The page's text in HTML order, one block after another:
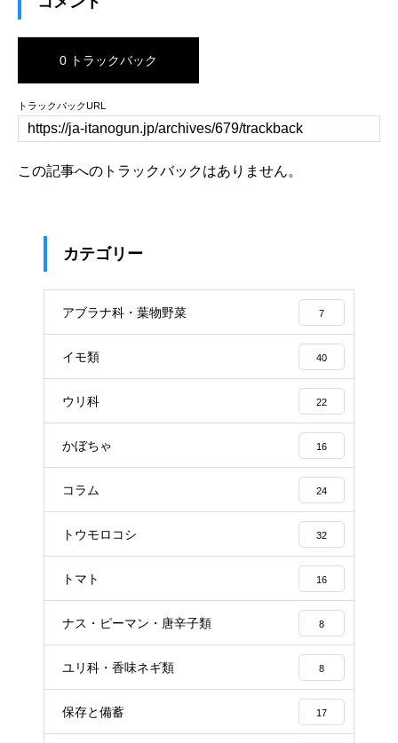
0 トラックバック
トラックバックURL
この記事へのトラックバックはありません。
カテゴリー
アブラナ科・葉物野菜 7
イモ類 40
ウリ科 22
かぼちゃ 16
コラム 24
トウモロコシ 32
トマト 16
ナス・ピーマン・唐辛子類 8
ユリ科・香味ネギ類 8
保存と備蓄 17